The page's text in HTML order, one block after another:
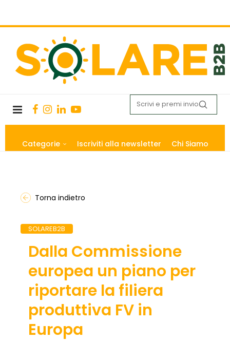
Categorie Iscriviti alla newsletter Chi Siamo
Torna indietro
SOLAREB2B
Dalla Commissione
europea un piano per
riportare la filiera
produttiva FV in
Europa